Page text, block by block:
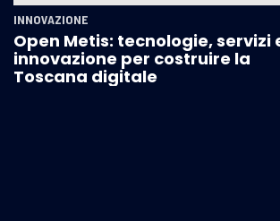
INNOVAZIONE
Open Metis: tecnologie, servizi
innovazione per costruire la
Toscana digitale